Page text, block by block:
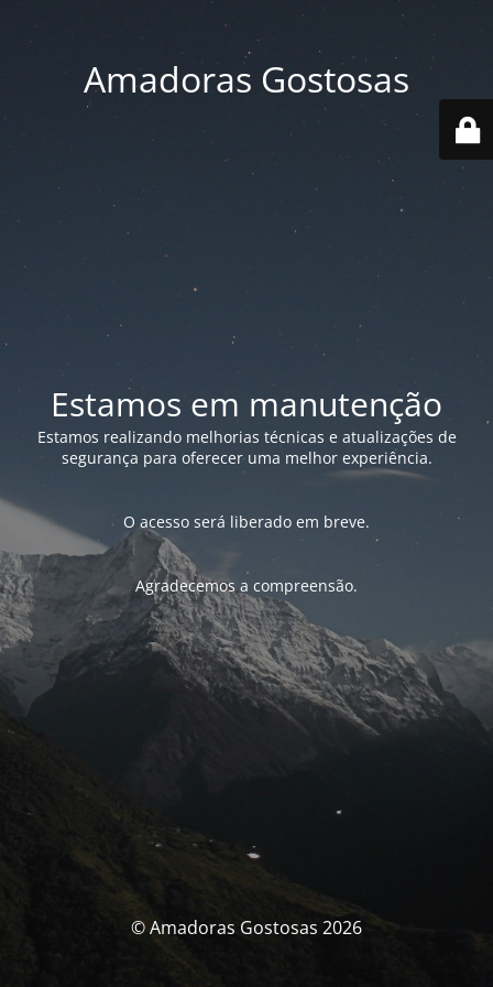
Amadoras Gostosas
Estamos em manutenção
Estamos realizando melhorias técnicas e atualizações de
segurança para oferecer uma melhor experiência.
O acesso será liberado em breve.
Agradecemos a compreensão.
© Amadoras Gostosas 2026